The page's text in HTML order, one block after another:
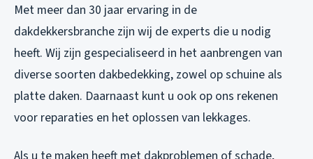
Met meer dan 30 jaar ervaring in de
dakdekkersbranche zijn wij de experts die u nodig
heeft. Wij zijn gespecialiseerd in het aanbrengen van
diverse soorten dakbedekking, zowel op schuine als
platte daken. Daarnaast kunt u ook op ons rekenen
voor reparaties en het oplossen van lekkages.